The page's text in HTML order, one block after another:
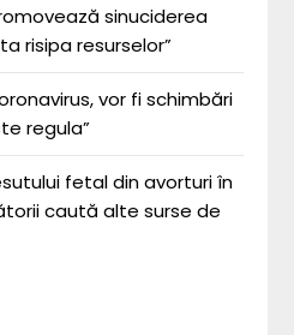
sinuciderea
risipa resurselor”
vor fi schimbări
regula”
fetal din avorturi în
caută alte surse de